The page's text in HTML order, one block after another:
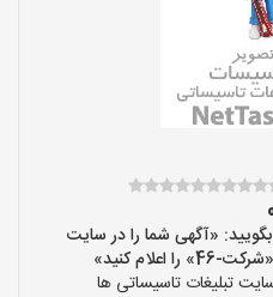
«آگهی شما را در سایت
کنید»
تبلیغات تاسیساتی ها